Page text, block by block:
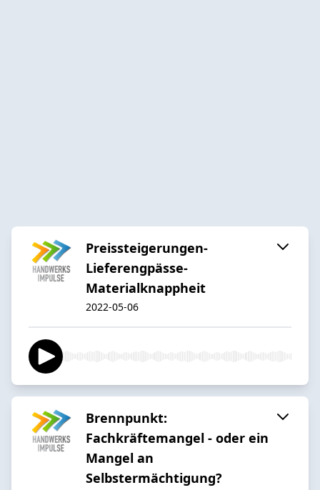
Preissteigerungen-
Lieferengpässe-
Materialknappheit
2022-05-06
Brennpunkt:
Fachkräftemangel - oder ein
Mangel an
Selbstermächtigung?